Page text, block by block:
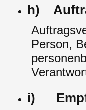
h)
Person,
i)